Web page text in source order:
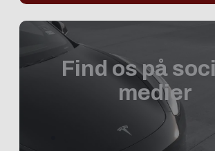
Find os på
medier